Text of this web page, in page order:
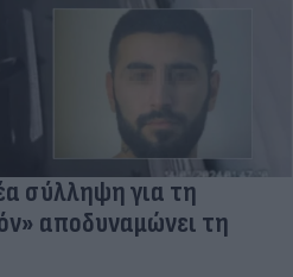
σύλληψη για τη
αποδυναμώνει τη